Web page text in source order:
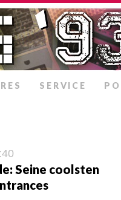
SERVICE
Seine coolsten